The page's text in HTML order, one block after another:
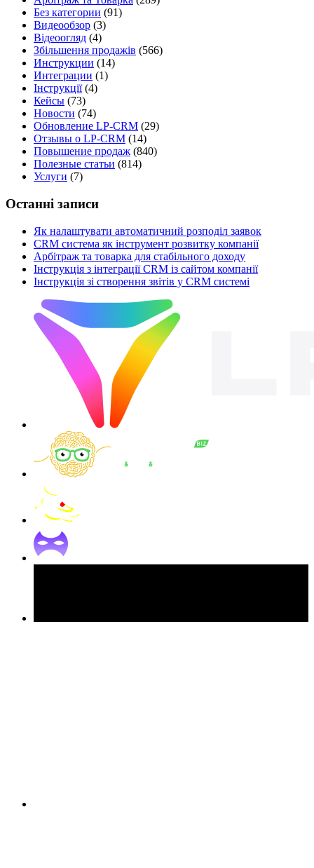
Без категории (91)
Видеообзор (3)
Відеоогляд (4)
Збільшення продажів (566)
Инструкции (14)
Интеграции (1)
Інструкції(4)
Кейсы (73)
Новости (74)
Обновление LP-CRM (29)
Отзывы о LP-CRM (14)
Повышение продаж (840)
Полезные статьи (814)
Услуги (7)
Останні записи
Як налаштувати автоматичний розподіл заявок
CRM система як інструмент розвитку компанії
Арбітраж та товарка для стабільного доходу
Інструкція з інтеграції CRM із сайтом компанії
Інструкція зі створення звітів у CRM системі